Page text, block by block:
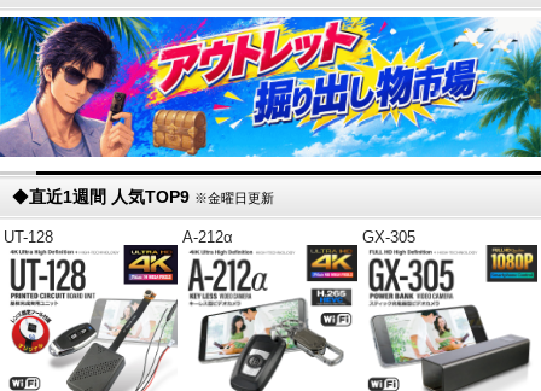
◆直近1週間 人気TOP9 ※金曜日更新
UT-128 A-212α GX-305